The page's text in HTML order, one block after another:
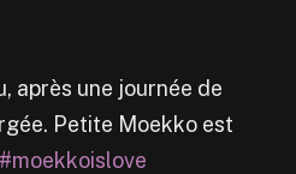
après une journée de
Petite Moekko est
#moekkoislove